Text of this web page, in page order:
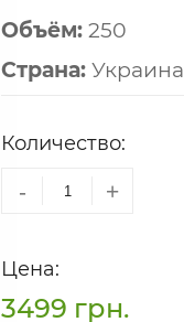
Объём: 250
Страна: Украина
Количество:
- +
Цена:
3499 грн.